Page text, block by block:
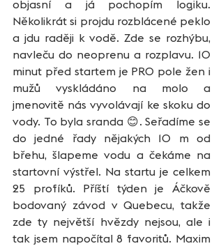
objasní a já pochopím logiku.
Několikrát si projdu rozblácené peklo
a jdu raději k vodě. Zde se rozhýbu,
navleču do neoprenu a rozplavu. 10
minut před startem je PRO pole žen i
mužů vyskládáno na molo a
jmenovitě nás vyvolávají ke skoku do
vody. To byla sranda 😊. Seřadíme se
do jedné řady nějakých 10 m od
břehu, šlapeme vodu a čekáme na
startovní výstřel. Na startu je celkem
25 profíků. Příští týden je Áčkově
bodovaný závod v Quebecu, takže
zde ty největší hvězdy nejsou, ale i
tak jsem napočítal 8 favoritů. Maxim